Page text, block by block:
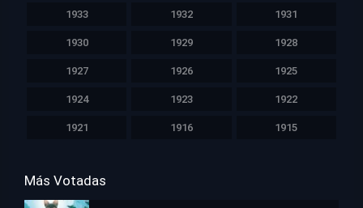
1933 1932 1931
1930 1929 1928
1927 1926 1925
1924 1923 1922
1921 1916 1915
Más Votadas